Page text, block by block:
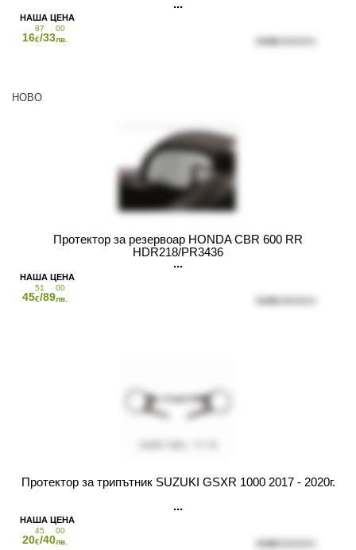
16
87
€/33
00
лв.
НОВО
Протектор за резервоар HONDA CBR 600 RR
HDR218/PR3436
45
51
€/89
00
лв.
Протектор за трипътник SUZUKI GSXR 1000 2017 - 2020г.
20
45
€/40
00
лв.